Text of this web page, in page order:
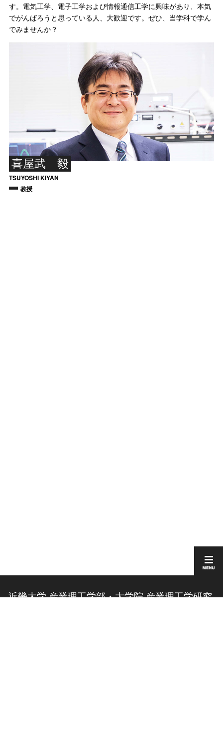
す。電気工学、電子工学および情報通信工学に興味があり、本気
でがんばろうと思っている人、大歓迎です。ぜひ、当学科で学ん
でみませんか？
喜屋武 毅
TSUYOSHI KIYAN
教授
近畿大学 産業理工学部・大学院 産業理工学研究